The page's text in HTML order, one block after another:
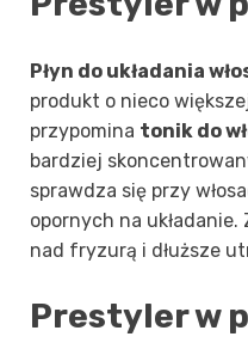
Płyn do układania
produkt o nieco
przypomina tonik do
bardziej
sprawdza się przy
opornych na
nad fryzurą i dłuższe
Prestyler w